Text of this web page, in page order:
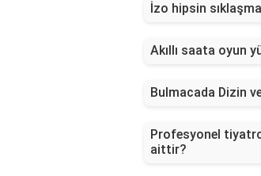
İzo hipsin
Akıllı saata oyun
Bulmacada Dizin
Profesyonel
aittir?